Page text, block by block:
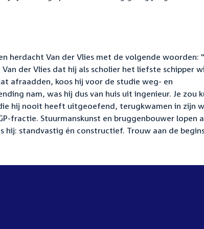
herdacht Van der Vlies met de volgende woorden:
der Vlies dat hij als scholier het liefste schipper
afraadden, koos hij voor de studie weg- en
nam, was hij dus van huis uit ingenieur. Je zou
hij nooit heeft uitgeoefend, terugkwamen in zijn
fractie. Stuurmanskunst en bruggenbouwer lopen
standvastig én constructief. Trouw aan de